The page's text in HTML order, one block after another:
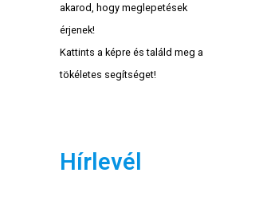
akarod, hogy meglepetések
érjenek!
Kattints a képre és találd meg a
tökéletes segítséget!
Hírlevél